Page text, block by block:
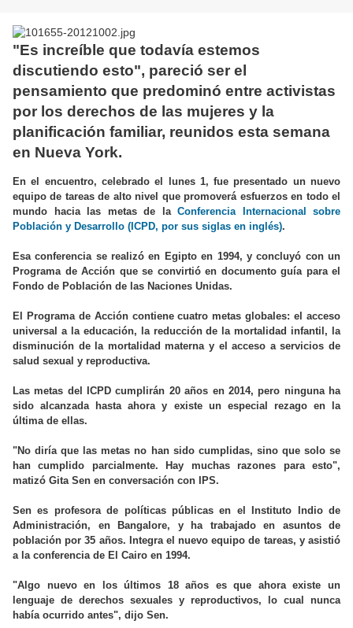
"Es increíble que todavía estemos
discutiendo esto", pareció ser el
pensamiento que predominó entre activistas
por los derechos de las mujeres y la
planificación familiar, reunidos esta semana
en Nueva York.
En el encuentro, celebrado el lunes 1, fue presentado un nuevo
equipo de tareas de alto nivel que promoverá esfuerzos en todo el
mundo hacia las metas de la Conferencia Internacional sobre
Población y Desarrollo (ICPD, por sus siglas en inglés).
Esa conferencia se realizó en Egipto en 1994, y concluyó con un
Programa de Acción que se convirtió en documento guía para el
Fondo de Población de las Naciones Unidas.
El Programa de Acción contiene cuatro metas globales: el acceso
universal a la educación, la reducción de la mortalidad infantil, la
disminución de la mortalidad materna y el acceso a servicios de
salud sexual y reproductiva.
Las metas del ICPD cumplirán 20 años en 2014, pero ninguna ha
sido alcanzada hasta ahora y existe un especial rezago en la
última de ellas.
"No diría que las metas no han sido cumplidas, sino que solo se
han cumplido parcialmente. Hay muchas razones para esto",
matizó Gita Sen en conversación con IPS.
Sen es profesora de políticas públicas en el Instituto Indio de
Administración, en Bangalore, y ha trabajado en asuntos de
población por 35 años. Integra el nuevo equipo de tareas, y asistió
a la conferencia de El Cairo en 1994.
"Algo nuevo en los últimos 18 años es que ahora existe un
lenguaje de derechos sexuales y reproductivos, lo cual nunca
había ocurrido antes", dijo Sen.